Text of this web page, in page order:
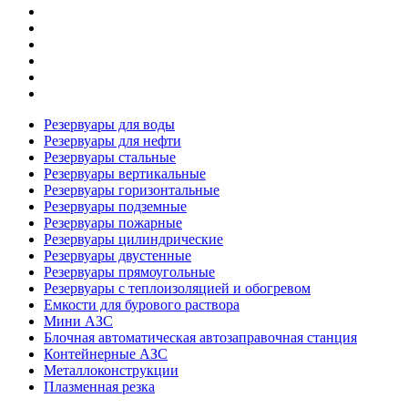
Резервуары для воды
Резервуары для нефти
Резервуары стальные
Резервуары вертикальные
Резервуары горизонтальные
Резервуары подземные
Резервуары пожарные
Резервуары цилиндрические
Резервуары двустенные
Резервуары прямоугольные
Резервуары с теплоизоляцией и обогревом
Емкости для бурового раствора
Мини АЗС
Блочная автоматическая автозаправочная станция
Контейнерные АЗС
Металлоконструкции
Плазменная резка